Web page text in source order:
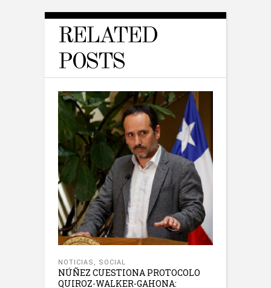
RELATED
POSTS
NOTICIAS , SOCIAL
NÚÑEZ CUESTIONA PROTOCOLO
QUIROZ-WALKER-GAHONA: